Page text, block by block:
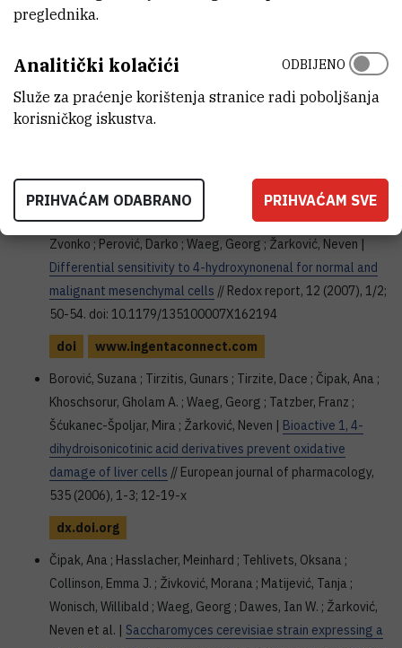
Čipak, Ana ; Jaganjac, Morana ; Tehlivets, Oksana ; Kohlwein,
induced by polyunsaturated fatty acids in yeast
// Biochimica
www.sciencedirect.com
Borović, Suzana ; Čipak, Ana ; Meinitzer, Andreas ; Kejla,
Zvonko ; Perović, Darko ; Waeg, Georg ; Žarković, Neven |
Differential sensitivity to 4-hydroxynonenal for normal and
malignant mesenchymal cells // Redox report, 12 (2007), 1/2;
50-54. doi: 10.1179/135100007X162194
doi
www.ingentaconnect.com
Borović, Suzana ; Tirzitis, Gunars ; Tirzite, Dace ; Čipak, Ana ;
Khoschsorur, Gholam A. ; Waeg, Georg ; Tatzber, Franz ;
Šćukanec-Špoljar, Mira ; Žarković, Neven | Bioactive 1, 4-
dihydroisonicotinic acid derivatives prevent oxidative
damage of liver cells // European journal of pharmacology,
535 (2006), 1-3; 12-19-x
dx.doi.org
Čipak, Ana ; Hasslacher, Meinhard ; Tehlivets, Oksana ;
Collinson, Emma J. ; Živković, Morana ; Matijević, Tanja ;
Wonisch, Willibald ; Waeg, Georg ; Dawes, Ian W. ; Žarković,
Neven et al. | Saccharomyces cerevisiae strain expressing a
preglednika.
Analitički kolačići
Služe za praćenje korištenja stranice radi poboljšanja
korisničkog iskustva.
ODBIJENO
PRIHVAĆAM ODABRANO PRIHVAĆAM SVE